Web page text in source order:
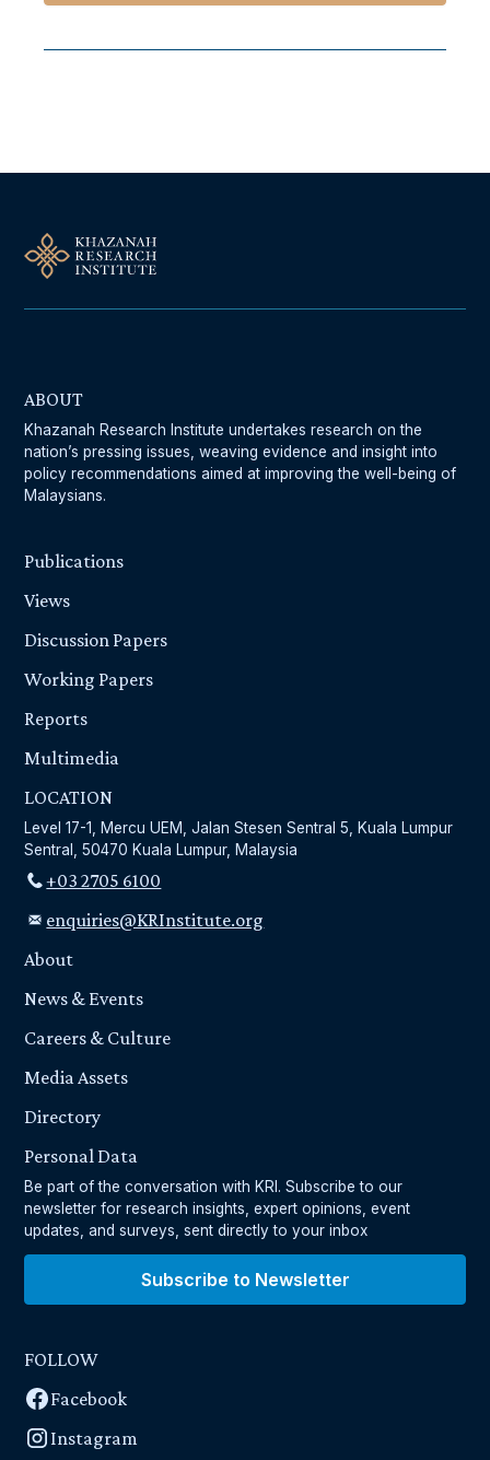
ABOUT
Khazanah Research Institute undertakes research on the
nation’s pressing issues, weaving evidence and insight into
policy recommendations aimed at improving the well-being of
Malaysians.
Publications
Views
Discussion Papers
Working Papers
Reports
Multimedia
LOCATION
Level 17-1, Mercu UEM, Jalan Stesen Sentral 5, Kuala Lumpur
Sentral, 50470 Kuala Lumpur, Malaysia
+03 2705 6100
enquiries@KRInstitute.org
About
News & Events
Careers & Culture
Media Assets
Directory
Personal Data
Be part of the conversation with KRI. Subscribe to our
newsletter for research insights, expert opinions, event
updates, and surveys, sent directly to your inbox
Subscribe to Newsletter
FOLLOW
Facebook
Instagram